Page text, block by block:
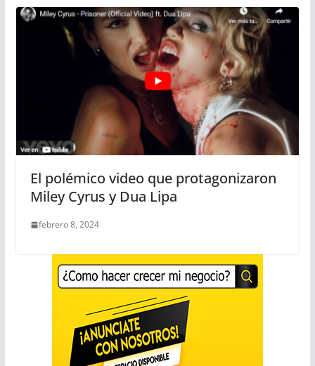
El polémico video que protagonizaron
Miley Cyrus y Dua Lipa
febrero 8, 2024